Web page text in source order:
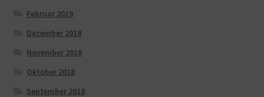
Februar 2019
Dezember 2018
November 2018
Oktober 2018
September 2018